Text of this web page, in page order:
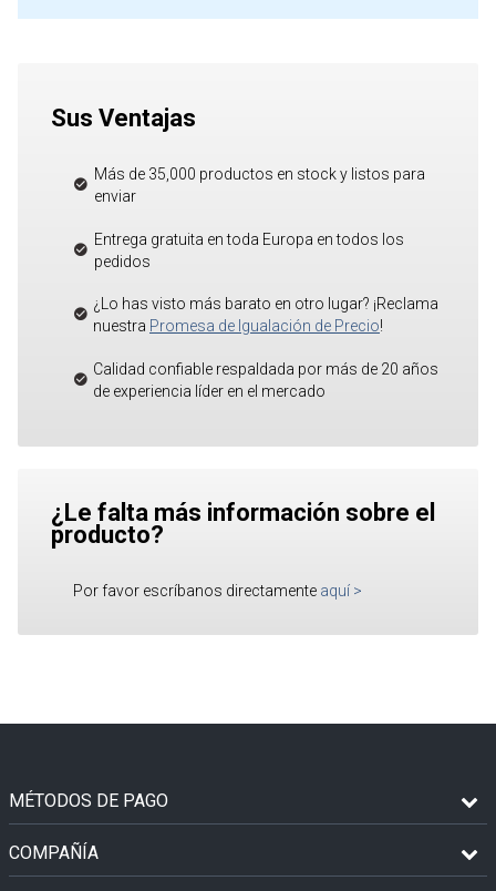
Sus Ventajas
Más de 35,000 productos en stock y listos para
enviar
Entrega gratuita en toda Europa en todos los
pedidos
¿Lo has visto más barato en otro lugar? ¡Reclama
nuestra Promesa de Igualación de Precio!
Calidad confiable respaldada por más de 20 años
de experiencia líder en el mercado
¿Le falta más información sobre el
producto?
Por favor escríbanos directamente aquí >
MÉTODOS DE PAGO
COMPAÑÍA